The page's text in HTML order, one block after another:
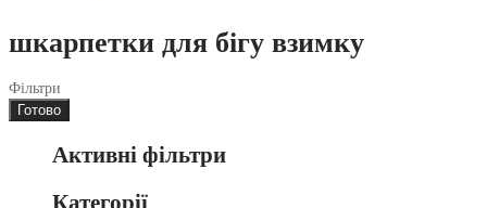
шкарпетки для бігу взимку
Фільтри
Готово
Активні фільтри
Категорії